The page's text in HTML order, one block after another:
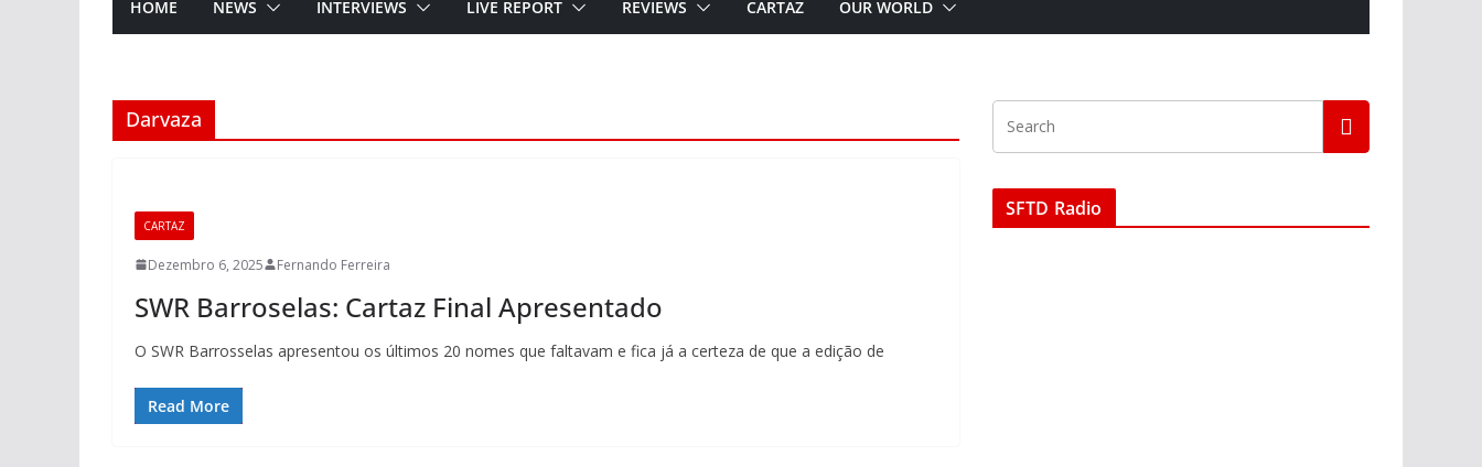
HOME NEWS INTERVIEWS LIVE REPORT REVIEWS CARTAZ OUR WORLD
Darvaza
CARTAZ
Dezembro 6, 2025 Fernando Ferreira
SWR Barroselas: Cartaz Final Apresentado
O SWR Barrosselas apresentou os últimos 20 nomes que faltavam e fica já a certeza de que a edição de
Read More
SFTD Radio